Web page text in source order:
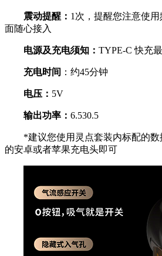
震动提醒： 1次，提醒您注意使
面随心接入
电源及充电须知： TYPE-C 快充
充电时间 ：约45分钟
电压： 5V
输出功率： 6.530.5
*建议您使用灵点套装内标配的
的安卓或者苹果充电头即可